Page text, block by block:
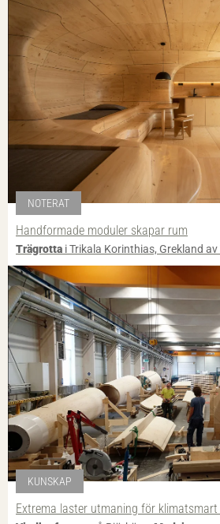
NOTERAT
Handformade moduler skapar rum
Trägrotta i Trikala Korinthias, Grekland av
KUNSKAP
Extrema laster utmaning för